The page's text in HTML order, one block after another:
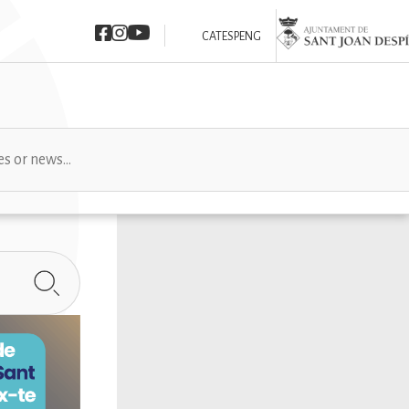
Imatge
Imatge
Imatge CAT ESPENG
Imatge